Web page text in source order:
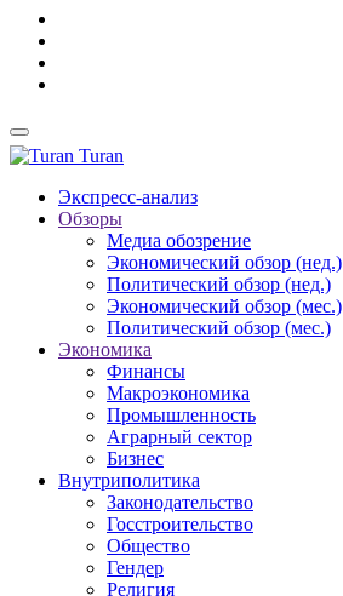
Turan
Экспресс-анализ
Обзоры
Медиа обозрение
Экономический обзор (нед.)
Политический обзор (нед.)
Экономический обзор (мес.)
Политический обзор (мес.)
Экономика
Финансы
Макроэкономика
Промышленность
Аграрный сектор
Бизнес
Внутриполитика
Законодательство
Госстроительство
Общество
Гендер
Религия